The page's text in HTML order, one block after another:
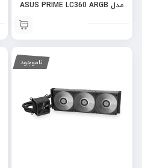
مدل ASUS PRIME LC360 ARGB
ناموجود